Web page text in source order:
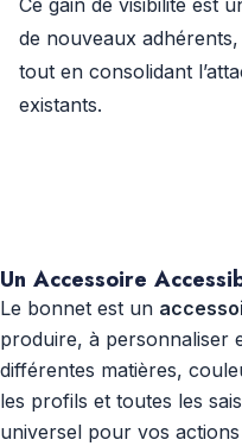
Ce gain de visibilité est
de nouveaux
tout en consolidant
existants.
Un Accessoire
Le bonnet est un
produire, à personnaliser
différentes matières,
les profils et toutes les
universel pour vos actions